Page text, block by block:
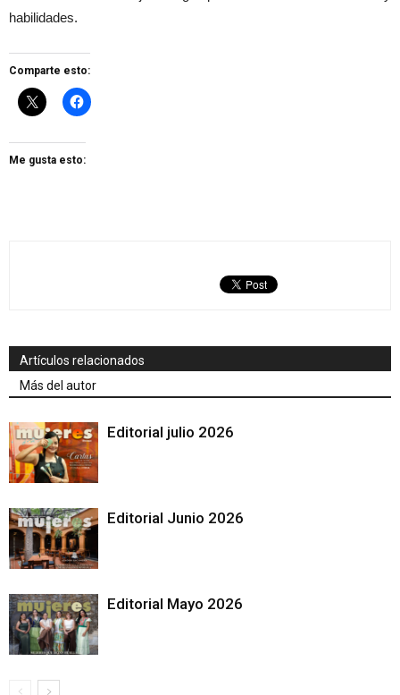
habilidades.
Comparte esto:
Me gusta esto:
Artículos relacionados
Más del autor
Editorial julio 2026
Editorial Junio 2026
Editorial Mayo 2026